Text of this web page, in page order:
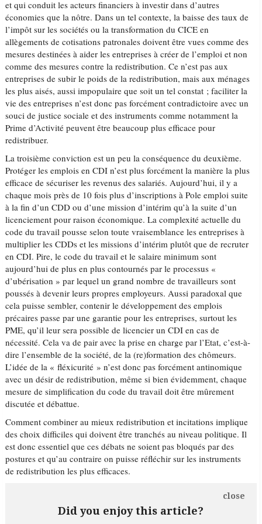
et qui conduit les acteurs financiers à investir dans d’autres
économies que la nôtre. Dans un tel contexte, la baisse des taux de
l’impôt sur les sociétés ou la transformation du CICE en
allègements de cotisations patronales doivent être vues comme des
mesures destinées à aider les entreprises à créer de l’emploi et non
comme des mesures contre la redistribution. Ce n’est pas aux
entreprises de subir le poids de la redistribution, mais aux ménages
les plus aisés, aussi impopulaire que soit un tel constat ; faciliter la
vie des entreprises n’est donc pas forcément contradictoire avec un
souci de justice sociale et des instruments comme notamment la
Prime d’Activité peuvent être beaucoup plus efficace pour
redistribuer.
La troisième conviction est un peu la conséquence du deuxième.
Protéger les emplois en CDI n’est plus forcément la manière la plus
efficace de sécuriser les revenus des salariés. Aujourd’hui, il y a
chaque mois près de 10 fois plus d’inscriptions à Pole emploi suite
à la fin d’un CDD ou d’une mission d’intérim qu’à la suite d’un
licenciement pour raison économique. La complexité actuelle du
code du travail pousse selon toute vraisemblance les entreprises à
multiplier les CDDs et les missions d’intérim plutôt que de recruter
en CDI. Pire, le code du travail et le salaire minimum sont
aujourd’hui de plus en plus contournés par le processus «
d’ubérisation » par lequel un grand nombre de travailleurs sont
poussés à devenir leurs propres employeurs. Aussi paradoxal que
cela puisse sembler, contenir le développement des emplois
précaires passe par une garantie pour les entreprises, surtout les
PME, qu’il leur sera possible de licencier un CDI​ en cas de
nécessité. Cela va de pair avec la prise en charge par l’​Etat​, c’est-à-
dire l’ensemble de la société, ​de la (re)formation des chômeurs.
L’idée de la « fléxicurité » n’est donc pas forcément antinomique
avec un désir de redistribution, même si bien évidemment, chaque
mesure de simplification du code du travail doit être mûrement
discutée et débattue.
Comment combiner au mieux redistribution et incitations implique
des choix difficiles qui doivent être tranchés au niveau politique. Il
est donc essentiel que ces débats ne soient pas bloqués par des
postures et qu’au contraire on puisse réfléchir sur les instruments
de redistribution les plus efficaces.
Did you enjoy this article?
close